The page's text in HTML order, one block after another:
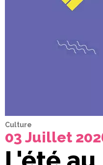
Culture
03 Juillet